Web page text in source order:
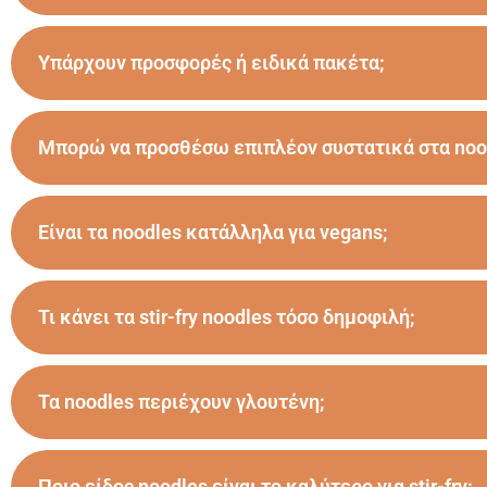
Υπάρχουν προσφορές ή ειδικά πακέτα;
Μπορώ να προσθέσω επιπλέον συστατικά στα
Είναι τα noodles κατάλληλα για vegans;
Τι κάνει τα stir-fry noodles τόσο δημοφιλή;
Τα noodles περιέχουν γλουτένη;